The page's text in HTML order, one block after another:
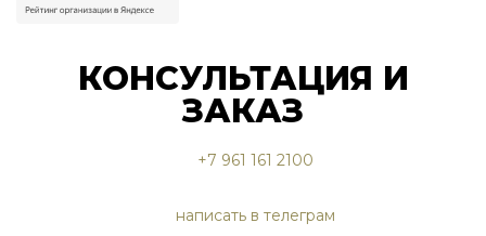
КОНСУЛЬТАЦИЯ И
ЗАКАЗ
+7 961 161 2100
написать в телеграм